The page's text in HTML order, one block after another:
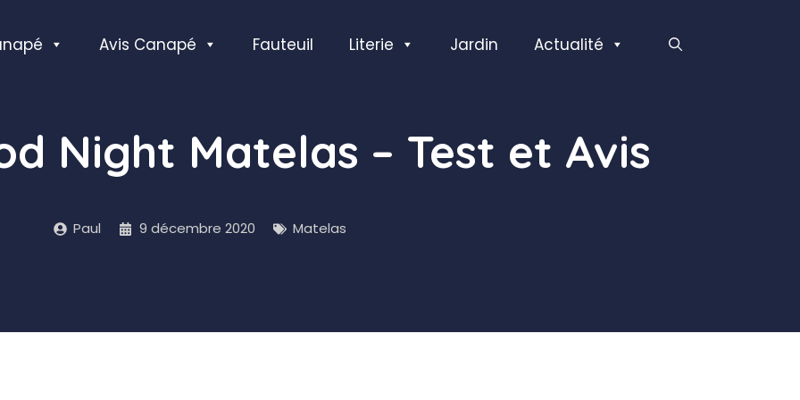
Avis Canapé Fauteuil Literie Jardin Actualité
Night Matelas – Test et Avis
Paul 9 décembre 2020 Matelas